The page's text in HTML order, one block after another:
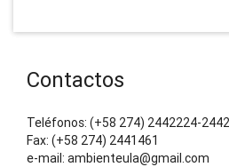
Contactos
Teléfonos: (+58 274) 2442224-
Fax: (+58 274) 2441461
e-mail: ambienteula@gmail.com